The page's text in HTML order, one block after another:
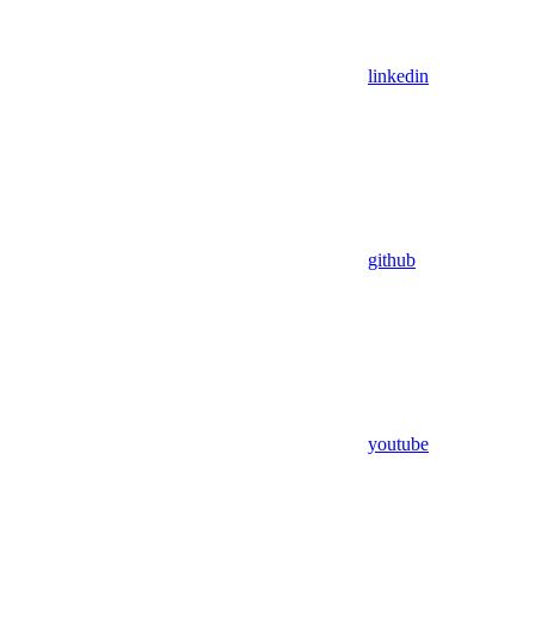
linkedin
github
youtube